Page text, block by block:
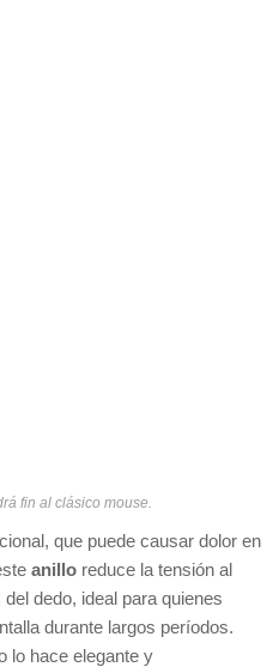
fin al clásico mouse.
que puede causar dolor en
anillo reduce la tensión al
dedo, ideal para quienes
durante largos períodos.
lo hace elegante y